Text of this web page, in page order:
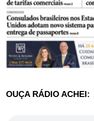
OUÇA RÁDIO ACHEI: